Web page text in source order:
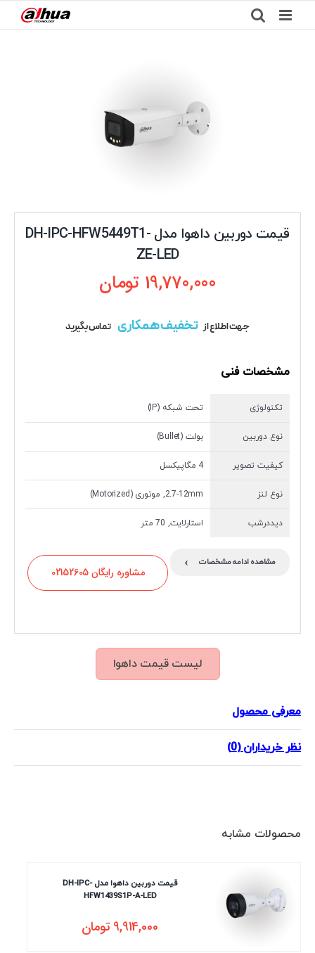
to
قیمت دوربین داهوا مدل DH-IPC-HFW5449T1-
ZE-LED
19,770,000 تومان
جهت اطلاع از تخفیف همکاری تماس بگیرید
مشخصات فنی
تکنولوژی تحت شبکه (IP)
نوع دوربین بولت (Bullet)
کیفیت تصویر 4 مگاپیکسل
نوع لنز 2.7-12mm, موتوری (Motorized)
دیددرشب استارلایت, 70 متر
مشاهده ادامه مشخصات ›
مشاوره رایگان 02152605
لیست قیمت داهوا
معرفی محصول
نظر خریداران (0)
محصولات مشابه
قیمت دوربین داهوا مدل DH-IPC-
HFW1439S1P-A-LED
9,914,000تومان